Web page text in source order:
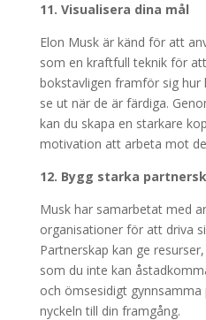
11. Visualisera dina mål
Elon Musk är känd för att
som en kraftfull teknik för
bokstavligen framför sig
se ut när de är färdiga.
kan du skapa en starkare
motivation att arbeta mot
12. Bygg starka
Musk har samarbetat med
organisationer för att driva
Partnerskap kan ge
som du inte kan
och ömsesidigt gynnsamma
nyckeln till din framgång.